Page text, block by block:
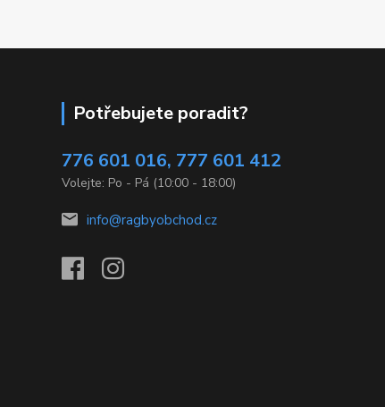
Potřebujete poradit?
776 601 016, 777 601 412
Volejte: Po - Pá (10:00 - 18:00)
info@ragbyobchod.cz